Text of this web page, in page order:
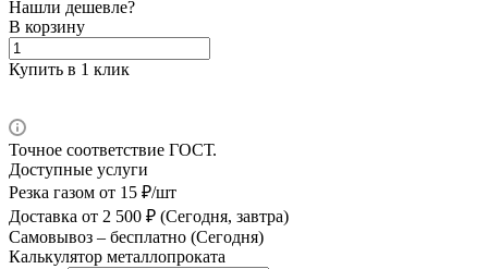
Нашли дешевле?
В корзину
Купить в 1 клик
Точное соответствие ГОСТ.
Доступные услуги
Резка газом от 15 ₽/шт
Доставка от 2 500 ₽ (Сегодня, завтра)
Самовывоз – бесплатно (Сегодня)
Калькулятор металлопроката